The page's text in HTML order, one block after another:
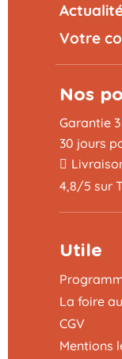
Votre
Nos
Garantie
30 jours
4,8/5 sur
Utile
La foire
CGV
Mentions